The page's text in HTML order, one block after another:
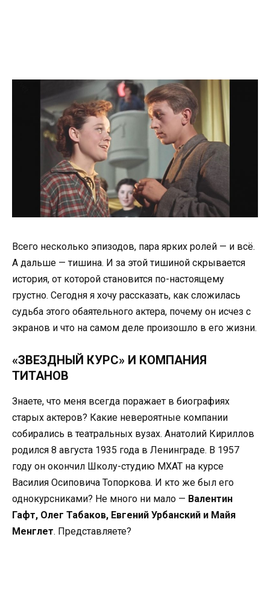
Всего несколько эпизодов, пара ярких ролей — и всё.
А дальше — тишина. И за этой тишиной скрывается
история, от которой становится по-настоящему
грустно. Сегодня я хочу рассказать, как сложилась
судьба этого обаятельного актера, почему он исчез с
экранов и что на самом деле произошло в его жизни.
«ЗВЕЗДНЫЙ КУРС» И КОМПАНИЯ
ТИТАНОВ
Знаете, что меня всегда поражает в биографиях
старых актеров? Какие невероятные компании
собирались в театральных вузах. Анатолий Кириллов
родился 8 августа 1935 года в Ленинграде. В 1957
году он окончил Школу-студию МХАТ на курсе
Василия Осиповича Топоркова. И кто же был его
однокурсниками? Не много ни мало — Валентин
Гафт, Олег Табаков, Евгений Урбанский и Майя
Менглет. Представляете?